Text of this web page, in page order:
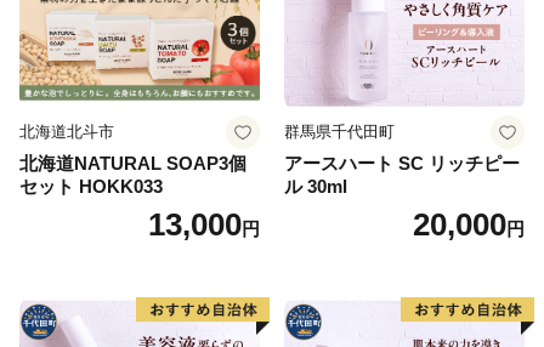
北海道北斗市
北海道NATURAL SOAP3個
セット HOKK033
13,000円
群馬県千代田町
アースハート SC リッチピー
ル 30ml
20,000円